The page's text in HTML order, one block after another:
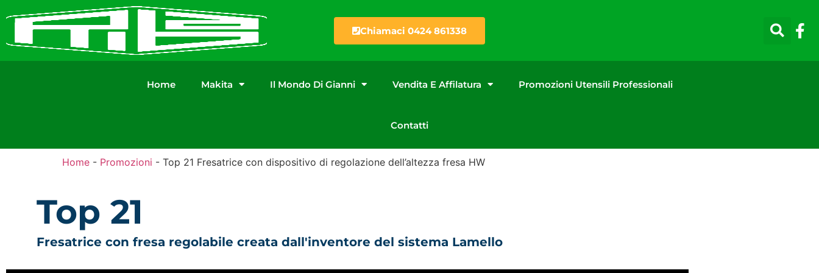
Chiamaci 0424 861338
Home Makita Il Mondo Di Gianni Vendita E Affilatura Promozioni Utensili Professionali
Contatti
Home - Promozioni - Top 21 Fresatrice con dispositivo di regolazione dell’altezza fresa HW
Top 21
Fresatrice con fresa regolabile creata dall'inventore del sistema Lamello